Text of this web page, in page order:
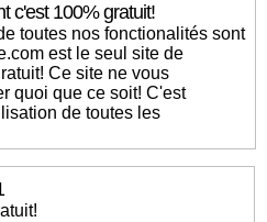
c'est 100% gratuit!
toutes nos fonctionalités sont
est le seul site de
Ce site ne vous
quoi que ce soit! C'est
de toutes les